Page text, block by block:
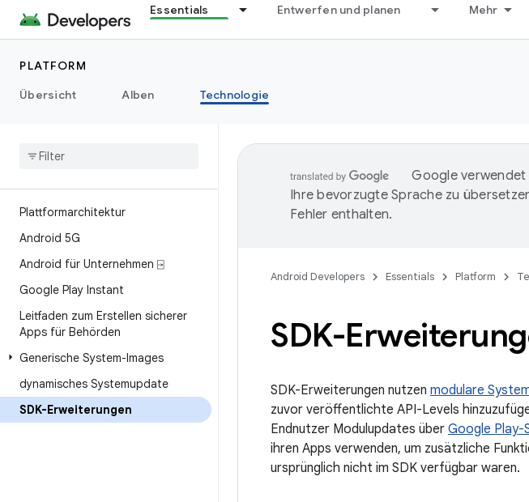
Essentials Entwerfen und planen Mehr
PLATFORM
Übersicht
Alben Technologie
Plattformarchitektur
Android 5G
Android für Unternehmen ⍈
Google Play Instant
Leitfaden zum Erstellen sicherer
Apps für Behörden
Generische System-Images
dynamisches Systemupdate
SDK-Erweiterungen
Google verwendet
Ihre bevorzugte Sprache zu
Fehler enthalten.
Android Developers Essentials Platform
SDK-
SDK-Erweiterungen nutzen modulare
zuvor veröffentlichte API-Levels
Endnutzer Modulupdates über Google Play-
ihren Apps verwenden, um zusätzliche
ursprünglich nicht im SDK verfügbar waren.